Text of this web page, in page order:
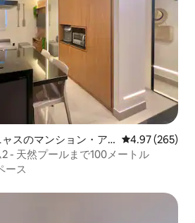
スのマンション・ア
レビュー265
4.97 (265)
- 天然プールまで100メートル
ース
です。